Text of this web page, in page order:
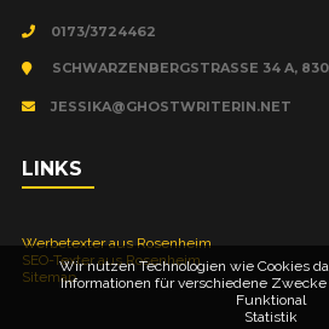
0173/3724462
SCHWARZENBERGSTRASSE 34 A,
JESSIKA@GHOSTWRITERIN.NET
LINKS
Wer­be­tex­ter aus Rosenheim
SEO-Tex­ter aus Rosenheim
Site­map
Wir nutzen Technologien wie Cookies
Informationen für verschiedene
Funktional
Statistik